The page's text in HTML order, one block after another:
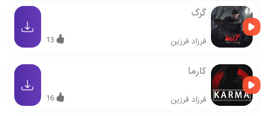
گرگ
فرزاد فرزین 13
کارما
فرزاد فرزین 16